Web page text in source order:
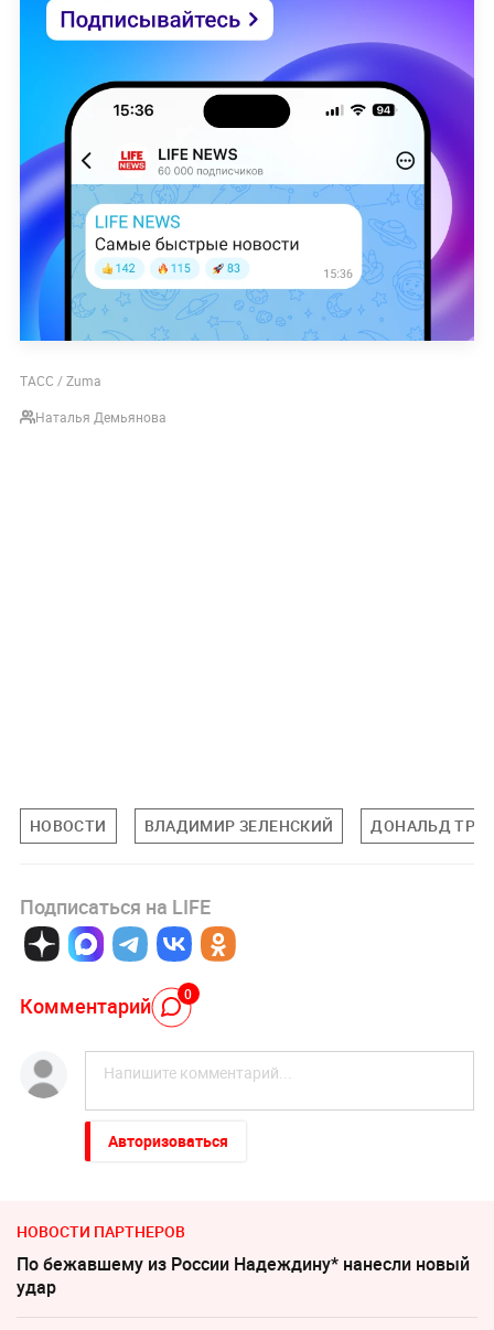
ТАСС / Zuma
Наталья Демьянова
НОВОСТИ ВЛАДИМИР ЗЕЛЕНСКИЙ ДОНАЛЬД
Подписаться на LIFE
Комментарий 0
Авторизоваться
НОВОСТИ ПАРТНЕРОВ
По бежавшему из России Надеждину* нанесли новый
удар